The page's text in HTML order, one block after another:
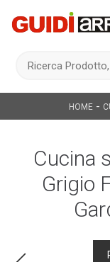
HOME-
Cucina
Grigio